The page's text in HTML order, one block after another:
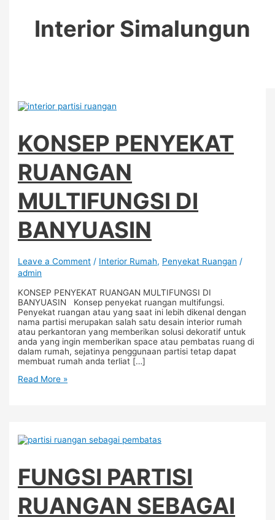
Interior Simalungun
KONSEP PENYEKAT
RUANGAN
MULTIFUNGSI DI
BANYUASIN
Leave a Comment / Interior Rumah, Penyekat Ruangan /
admin
KONSEP PENYEKAT RUANGAN MULTIFUNGSI DI
BANYUASIN Konsep penyekat ruangan multifungsi.
Penyekat ruangan atau yang saat ini lebih dikenal dengan
nama partisi merupakan salah satu desain interior rumah
atau perkantoran yang memberikan solusi dekoratif untuk
anda yang ingin memberikan space atau pembatas ruang di
dalam rumah, sejatinya penggunaan partisi tetap dapat
membuat rumah anda terliat […]
Read More »
FUNGSI PARTISI
RUANGAN SEBAGAI